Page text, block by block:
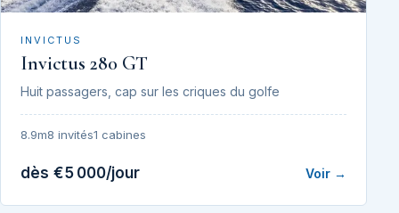
INVICTUS
Invictus 280 GT
Huit passagers, cap sur les criques du golfe
8.9m8 invités1 cabines
dès €5 000/jour Voir →